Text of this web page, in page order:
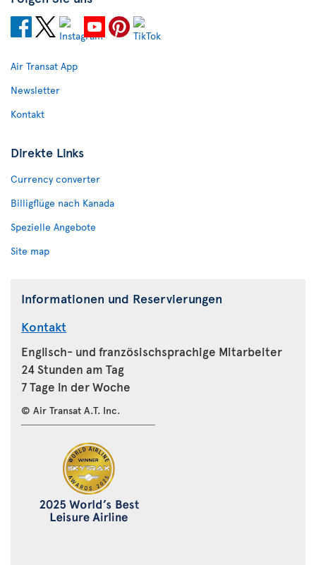
Air Transat App
Newsletter
Kontakt
Direkte Links
Currency converter
Billigflüge nach Kanada
Spezielle Angebote
Site map
Informationen und Reservierungen
Kontakt
Englisch- und französischsprachige Mitarbeiter
24 Stunden am Tag
7 Tage in der Woche
© Air Transat A.T. Inc.